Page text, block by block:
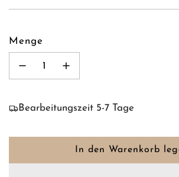
Menge
Bearbeitungszeit 5-7 Tage
In den Warenkorb